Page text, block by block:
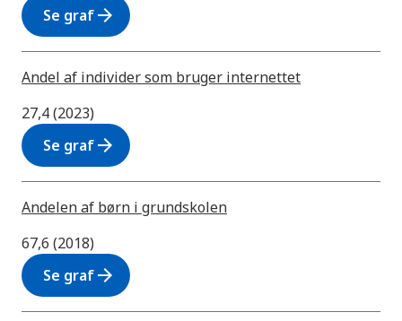
Se grafarrow_forward
Andel af individer som bruger internettet
27,4 (2023)
Se grafarrow_forward
Andelen af børn i grundskolen
67,6 (2018)
Se grafarrow_forward